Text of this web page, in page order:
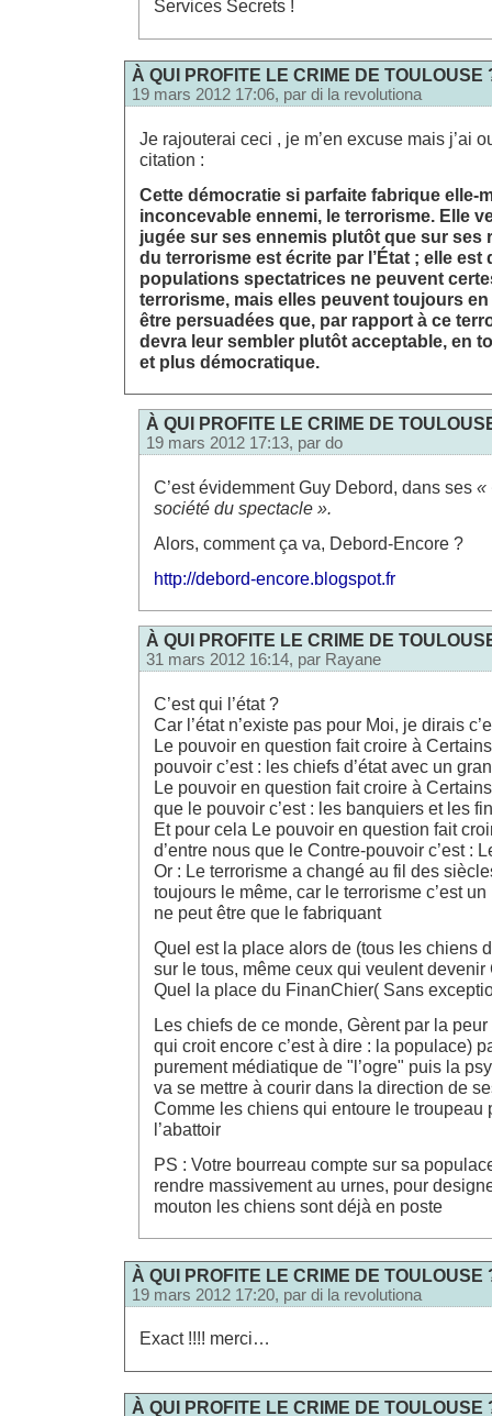
Services Secrets !
À QUI PROFITE LE CRIME DE TOULOUSE
19 mars 2012 17:06, par di la revolutiona
Je rajouterai ceci , je m’en excuse mais j’ai
citation :
Cette démocratie si parfaite fabrique elle-
inconcevable ennemi, le terrorisme. Elle
jugée sur ses ennemis plutôt que sur ses
du terrorisme est écrite par l’État ; elle
populations spectatrices ne peuvent
terrorisme, mais elles peuvent toujours
être persuadées que, par rapport à ce
devra leur sembler plutôt acceptable, en
et plus démocratique.
À QUI PROFITE LE CRIME DE
19 mars 2012 17:13, par do
C’est évidemment Guy Debord, dans ses «
société du spectacle ».
Alors, comment ça va, Debord-Encore ?
http://debord-encore.blogspot.fr
À QUI PROFITE LE CRIME DE
31 mars 2012 16:14, par Rayane
C’est qui l’état ?
Car l’état n’existe pas pour Moi, je dirais
Le pouvoir en question fait croire à
pouvoir c’est : les chiefs d’état avec un
Le pouvoir en question fait croire à
que le pouvoir c’est : les banquiers et les
Et pour cela Le pouvoir en question fait
d’entre nous que le Contre-pouvoir c’est :
Or : Le terrorisme a changé au fil des
toujours le même, car le terrorisme c’est
ne peut être que le fabriquant
Quel est la place alors de (tous les chiens
sur le tous, même ceux qui veulent devenir
Quel la place du FinanChier( Sans
Les chiefs de ce monde, Gèrent par la
qui croit encore c’est à dire : la populace)
purement médiatique de "l’ogre" puis la
va se mettre à courir dans la direction de
Comme les chiens qui entoure le troupeau
l’abattoir
PS : Votre bourreau compte sur sa
rendre massivement au urnes, pour
mouton les chiens sont déjà en poste
À QUI PROFITE LE CRIME DE TOULOUSE
19 mars 2012 17:20, par di la revolutiona
Exact !!!! merci…
À QUI PROFITE LE CRIME DE TOULOUSE